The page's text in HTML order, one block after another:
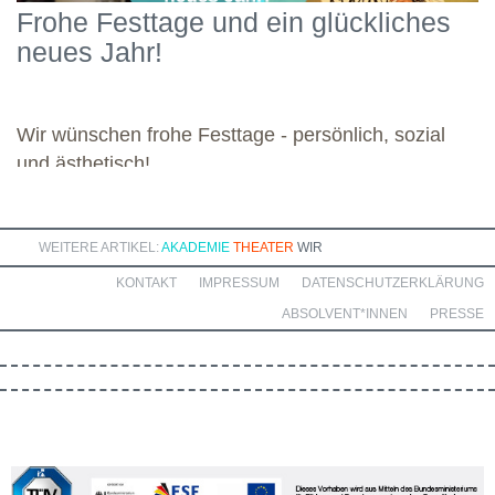
kommenden Module. Günther wünscht allen weiteren
Dozierenden viel Freude bei ihren Modulen sowie eine ebenso
Frohe Festtage und ein glückliches
neues Jahr!
Wir wünschen frohe Festtage - persönlich, sozial
und ästhetisch!
WEITERE ARTIKEL: AKADEMIE THEATER WIR
DATENSCHUTZERKLÄRUNG
IMPRESSUM
KONTAKT
PRESSE
ABSOLVENT*INNEN